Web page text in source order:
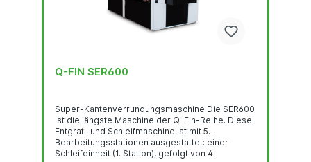
Q-FIN SER600
Super-Kantenverrundungsmaschine Die SER600
ist die längste Maschine der Q-Fin-Reihe. Diese
Entgrat- und Schleifmaschine ist mit 5
Bearbeitungsstationen ausgestattet: einer
Schleifeinheit (1. Station), gefolgt von 4